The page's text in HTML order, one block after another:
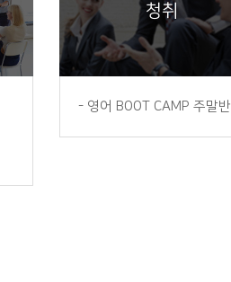
청취
- 영어 BOOT CAMP 주말반